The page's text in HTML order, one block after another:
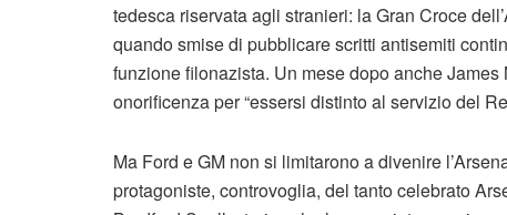
tedesca riservata agli stranieri: la Gran Croce
quando smise di pubblicare scritti antisemiti
funzione filonazista. Un mese dopo anche
onorificenza per “essersi distinto al servizio del
Ma Ford e GM non si limitarono a divenire
protagoniste, controvoglia, del tanto celebrato